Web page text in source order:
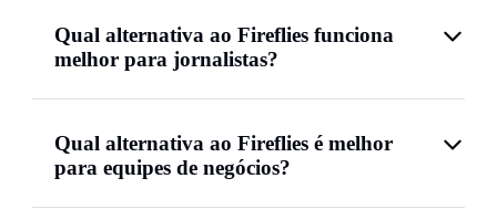
Qual alternativa ao Fireflies funciona
melhor para jornalistas?
Qual alternativa ao Fireflies é melhor
para equipes de negócios?